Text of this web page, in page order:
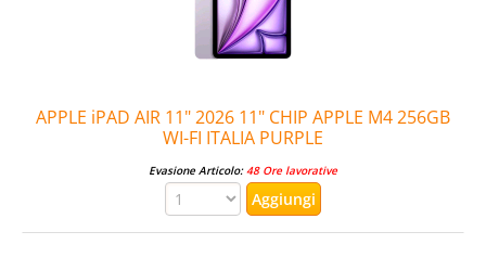
APPLE iPAD AIR 11" 2026 11" CHIP APPLE M4 256GB
WI-FI ITALIA PURPLE
Evasione Articolo:48 Ore lavorative